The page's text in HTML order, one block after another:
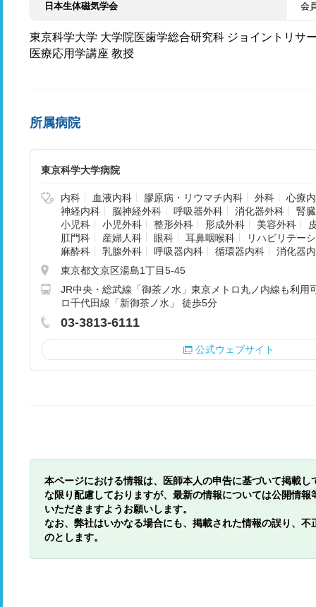
日本生体磁気学会 会
東京科学大学 大学院医歯学総合研究科 ジョイントリサ
医療応用学講座 教授
所属病院
東京科学大学病院
内科 血液内科 膠原病・リウマチ内科 外科
心療
神経内科
脳神経外科 呼吸器外科 消化器外科
腎
小児科
小児外科 整形外科 形成外科 美容外科
肛門科
産婦人科 眼科 耳鼻咽喉科
リハビリテー
麻酔科
乳腺外科 呼吸器内科 循環器内科
消化器
東京都文京区湯島1丁目5-45
JR中央・総武線「御茶ノ水」東京メトロ丸ノ内線も利用
ロ千代田線「新御茶ノ水」 徒歩5分
03-3813-6111
公式ウェブサイト
本ページにおける情報は、医師本人の申告に基づいて掲載
な限り配慮しておりますが、最新の情報については公開情
いただきますようお願いします。
なお、弊社はいかなる場合にも、掲載された情報の誤り、
のとします。